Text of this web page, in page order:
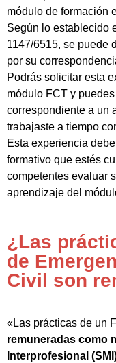
módulo de formación
Según lo establecido
1147/6515, se puede
por su
Podrás solicitar esta
módulo FCT y
correspondiente a un
trabajaste a tiempo
Esta experiencia
formativo que estés
competentes evaluar
aprendizaje del
¿Las
de
Civil son
«Las prácticas de un
remuneradas como
Interprofesional